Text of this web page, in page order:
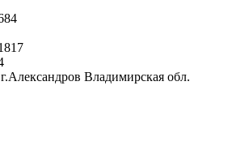
Владимирская обл.